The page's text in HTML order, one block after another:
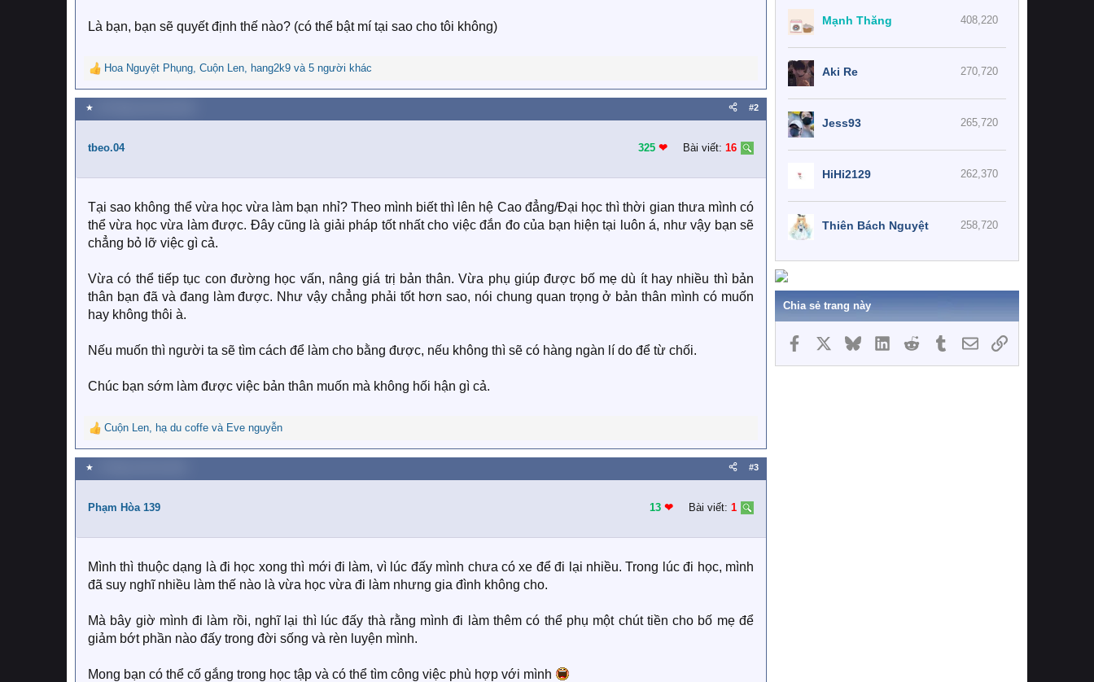
Là bạn, bạn sẽ quyết định thế nào? (có thể bật mí tại sao cho tôi không)
R
e
a
c
i
n
:
Hoa Nguyệt Phụng, Cuộn Len, hang2k9 và 5 người khác
★ #2
tbeo.04 325 ❤︎ Bài viết: 16
Tại sao không thể vừa học vừa làm bạn nhỉ? Theo mình biết thì lên hệ Cao đẳng/Đại học thì thời gian thưa mình có
thể vừa học vừa làm được. Đây cũng là giải pháp tốt nhất cho việc đắn đo của bạn hiện tại luôn á, như vậy bạn sẽ
chẳng bỏ lỡ việc gì cả.
Vừa có thể tiếp tục con đường học vấn, nâng giá trị bản thân. Vừa phụ giúp được bố mẹ dù ít hay nhiều thì bản
thân bạn đã và đang làm được. Như vậy chẳng phải tốt hơn sao, nói chung quan trọng ở bản thân mình có muốn
hay không thôi à.
Nếu muốn thì người ta sẽ tìm cách để làm cho bằng được, nếu không thì sẽ có hàng ngàn lí do để từ chối.
Chúc bạn sớm làm được việc bản thân muốn mà không hối hận gì cả.
R
e
a
c
i
n
:
Cuộn Len, hạ du coffe và Eve nguyễn
★ #3
Phạm Hòa 139 13 ❤︎ Bài viết: 1
Mình thì thuộc dạng là đi học xong thì mới đi làm, vì lúc đấy mình chưa có xe để đi lại nhiều. Trong lúc đi học, mình
đã suy nghĩ nhiều làm thế nào là vừa học vừa đi làm nhưng gia đình không cho.
Mà bây giờ mình đi làm rồi, nghĩ lại thì lúc đấy thà rằng mình đi làm thêm có thể phụ một chút tiền cho bố mẹ để
giảm bớt phần nào đấy trong đời sống và rèn luyện mình.
Mong bạn có thể cố gắng trong học tập và có thể tìm công việc phù hợp với mình
408,220
Mạnh Thăng
270,720
Aki Re
265,720
Jess93
262,370
HiHi2129
258,720
Thiên Bách Nguyệt
Chia sẻ trang này
Facebook BlueskyLinkedInReddit TumblrEmailLink